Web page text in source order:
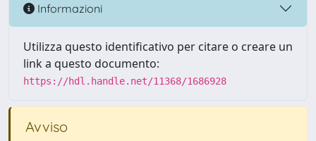
Informazioni
Utilizza questo identificativo per citare o creare un
link a questo documento:
https://hdl.handle.net/11368/1686928
Avviso